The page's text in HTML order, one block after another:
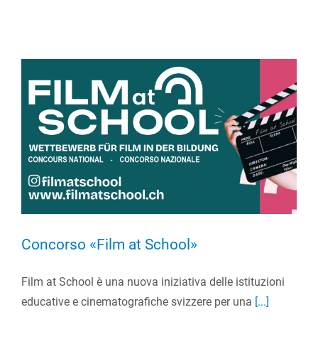
Concorso «Film at School»
Film at School è una nuova iniziativa delle istituzioni
educative e cinematografiche svizzere per una [...]